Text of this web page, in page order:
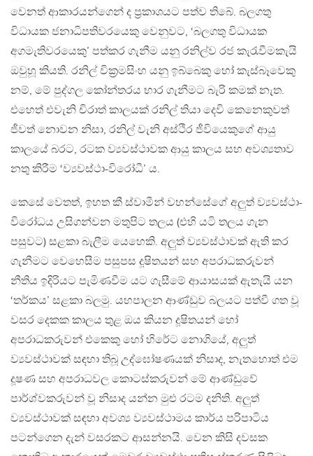
වෙනත් ආකාරයන්ගෙන් ද ප්‍රකාශයට පත්ව තිබේ. බලගතු
විධායක ජනාධිපතිවරයෙකු වෙනුවට, ‘බලගතු විධායක
අගමැතිවරයෙකු’ පත්කර ගැනීම යනු රනිල්ව රජ කැරැවීමකැයි
ඔවුහූ කියති. රනිල් වික්‍රමසිංහ යනු ඉබ්බෙකු හෝ කැස්බෑවෙකු
නම්, මේ පුද්ගල කෝන්තරය භාර ගැනීමට බැරි කමක් නැත.
එහෙත් එවැනි චිරාත් කාලයක් රනිල් තියා දෙවි කෙනෙකුවත්
ජීවත් නොවන නිසා, රනිල් වැනි අස්ථිර ජීවියෙකුගේ ආයු
කාලයේ බරට, රටක ව්‍යවස්ථාවක ආයු කාලය සහ අවශ්‍යතාව
නතු කිරීම ‘ව්‍යවස්ථා-විරෝධී’ ය.
කෙසේ වෙතත්, ඉහත කී ස්වාමීන් වහන්සේගේ අලුත් ව්‍යවස්ථා-
විරෝධය උසිගන්වන මතුපිට තලය (එහි යටි තලය ගැන
පසුවට) සළකා බැලීම යෙහෙකි. අලුත් ව්‍යවස්ථාවක් ඇති කර
ගැනීමට වෙහෙසීම පසුපස දූෂිතයන් සහ අපරාධකරුවන්
නීතිය ඉදිරියට පැමිණවීම යට ගැසීමේ ආයාසයක් ඇතැයි යන
‘තර්කය’ සළකා බලමු. යහපාලන ආණ්ඩුව බලයට පත්වී ගත වූ
වසර දෙකක කාලය තුළ ඔය කියන දූෂිතයන් හෝ
අපරාධකරුවන් එකෙකු හෝ හිරේට නොගියේ, අලුත්
ව්‍යවස්ථාවක් සඳහා තිබූ උද්ඝෝෂණයක් නිසාද, නැතහොත් එම
දූෂණ සහ අපරාධවල කොටස්කරුවන් මේ ආණ්ඩුවේ
පාර්ශ්වකරුවන් වූ නිසාද යන්න මුළු රටම දනිති. අලුත්
ව්‍යවස්ථාවක් සඳහා අවශ්‍ය ව්‍යවස්ථාමය කාර්ය පරිපාටිය
පටන්ගෙන දැන් වසරකට ආසන්නයි. වෙන කිසි දවසක